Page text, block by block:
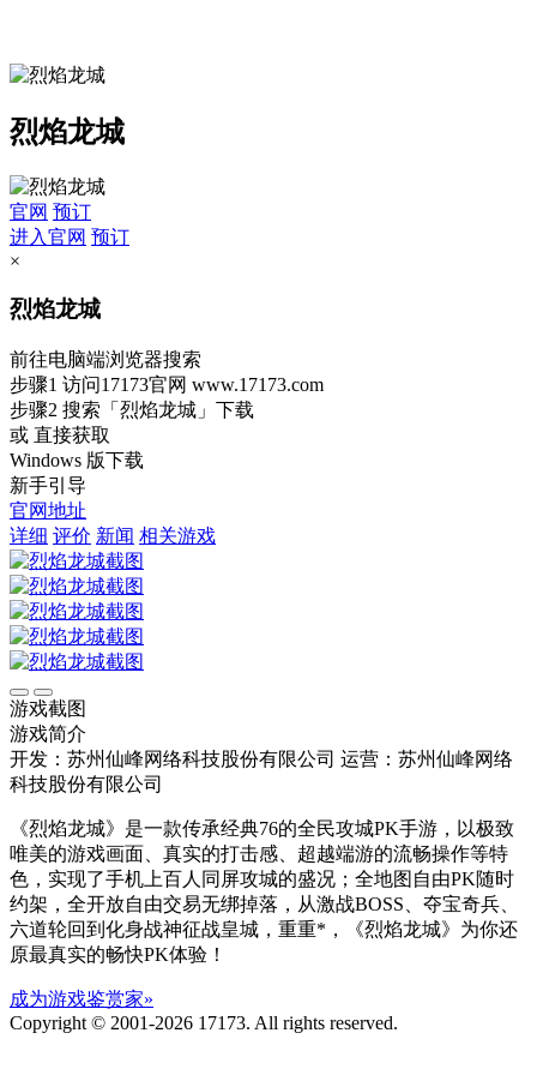
烈焰龙城
官网 预订
进入官网 预订
×
烈焰龙城
前往电脑端浏览器搜索
步骤1 访问17173官网 www.17173.com
步骤2 搜索 「烈焰龙城」 下载
或 直接获取
Windows 版下载
新手引导
官网地址
详细 评价 新闻 相关游戏
游戏截图
游戏简介
开发：苏州仙峰网络科技股份有限公司 运营：苏州仙峰网络
科技股份有限公司
《烈焰龙城》是一款传承经典76的全民攻城PK手游，以极致
唯美的游戏画面、真实的打击感、超越端游的流畅操作等特
色，实现了手机上百人同屏攻城的盛况；全地图自由PK随时
约架，全开放自由交易无绑掉落，从激战BOSS、夺宝奇兵、
六道轮回到化身战神征战皇城，重重*，《烈焰龙城》为你还
原最真实的畅快PK体验！
成为游戏鉴赏家»
Copyright © 2001-2026 17173. All rights reserved.